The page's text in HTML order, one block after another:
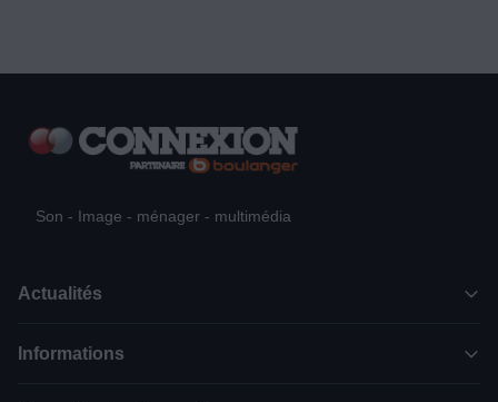
Son - Image - ménager - multimédia
Actualités
Informations